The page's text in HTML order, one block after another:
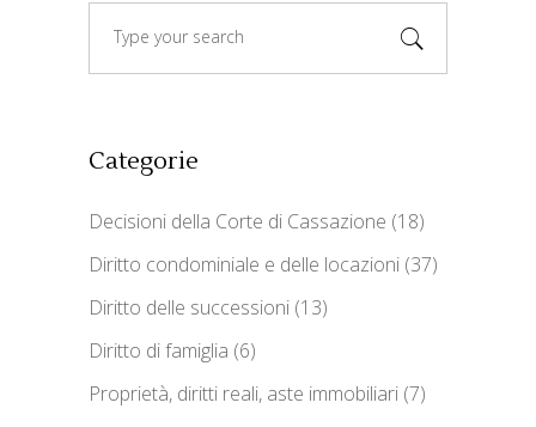
Categorie
Decisioni della Corte di Cassazione (18)
Diritto condominiale e delle locazioni (37)
Diritto delle successioni (13)
Diritto di famiglia (6)
Proprietà, diritti reali, aste immobiliari (7)